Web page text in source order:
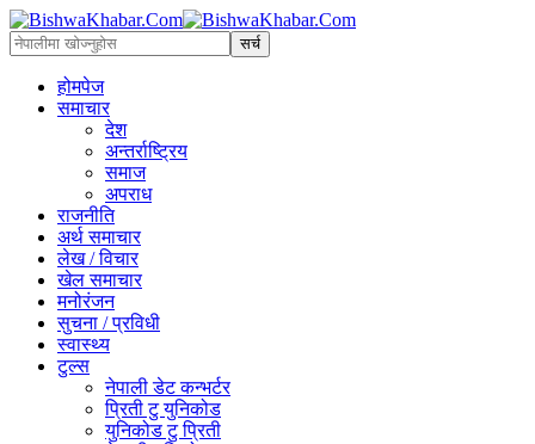
होमपेज
समाचार
देश
अन्तर्राष्ट्रिय
समाज
अपराध
राजनीति
अर्थ समाचार
लेख / विचार
खेल समाचार
मनोरंजन
सुचना / प्रविधी
स्वास्थ्य
टुल्स
नेपाली डेट कन्भर्टर
प्रिती टु युनिकोड
युनिकोड टु प्रिती